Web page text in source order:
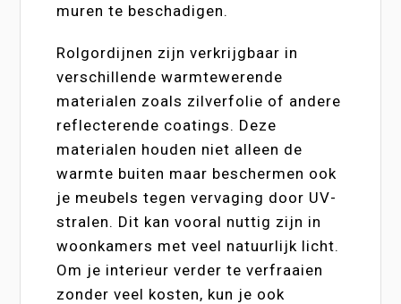
muren te beschadigen.
Rolgordijnen zijn verkrijgbaar in
verschillende warmtewerende
materialen zoals zilverfolie of andere
reflecterende coatings. Deze
materialen houden niet alleen de
warmte buiten maar beschermen ook
je meubels tegen vervaging door UV-
stralen. Dit kan vooral nuttig zijn in
woonkamers met veel natuurlijk licht.
Om je interieur verder te verfraaien
zonder veel kosten, kun je ook